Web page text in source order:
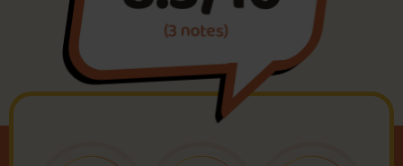
Foire aux questions
Me connecter
(3 notes)